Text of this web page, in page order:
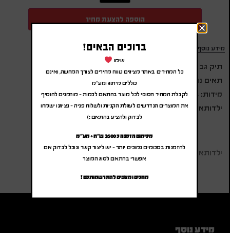
הוספה להצעת מחיר
מידע נוסף
תיק גב איכותי עם שקית שתיה 2 ליטר
תאים נוספים לאחסון
מידות: 46X28 ס"מ
ילדותא
ילדותא
מידע נוסף
ברוכים הבאים!
שימו
כל המחירים באתר מציגים טווח מחירים לצורך המחשה, ואינם
כוללים מיתוג ומע"מ
לקבלת המחיר הסופי לכל מוצר בהתאם לכמות – מוזמנים להוסיף
את המוצרים הנדרשים לעגלת הקניות ולשלוח פניה – נציגנו ישמחו
לבדוק ולהציע בהתאם :)
מינימום הזמנה כ 3500 ש"ח + מע"מ
להזמנות בסכומים נמוכים יותר – יש ליצור קשר ונוכל לבדוק אם
אפשרי בהתאם לסוג המוצר
מחכים ומצפים להתרשמותכם !